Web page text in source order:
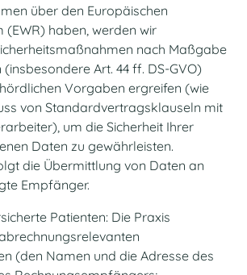
über den Europäischen
haben, werden wir
nach Maßgabe
Art. 44 ff. DS-GVO)
Vorgaben ergreifen (wie
von Standardvertragsklauseln mit
um die Sicherheit Ihrer
Daten zu gewährleisten.
die Übermittlung von Daten an
Empfänger.
Patienten: Die Praxis
(den Namen und die Adresse des